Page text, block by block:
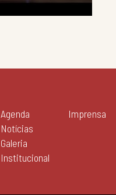
Agenda
Notícias
Galeria
Institucional
Imprensa